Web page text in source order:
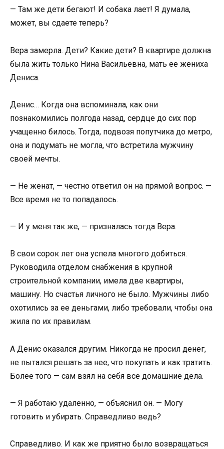
— Там же дети бегают! И собака лает! Я думала,
может, вы сдаете теперь?
Вера замерла. Дети? Какие дети? В квартире должна
была жить только Нина Васильевна, мать ее жениха
Дениса.
Денис… Когда она вспоминала, как они
познакомились полгода назад, сердце до сих пор
учащенно билось. Тогда, подвозя попутчика до метро,
она и подумать не могла, что встретила мужчину
своей мечты.
— Не женат, — честно ответил он на прямой вопрос. —
Все время не то попадалось.
— И у меня так же, — призналась тогда Вера.
В свои сорок лет она успела многого добиться.
Руководила отделом снабжения в крупной
строительной компании, имела две квартиры,
машину. Но счастья личного не было. Мужчины либо
охотились за ее деньгами, либо требовали, чтобы она
жила по их правилам.
А Денис оказался другим. Никогда не просил денег,
не пытался решать за нее, что покупать и как тратить.
Более того — сам взял на себя все домашние дела.
— Я работаю удаленно, — объяснил он. — Могу
готовить и убирать. Справедливо ведь?
Справедливо. И как же приятно было возвращаться